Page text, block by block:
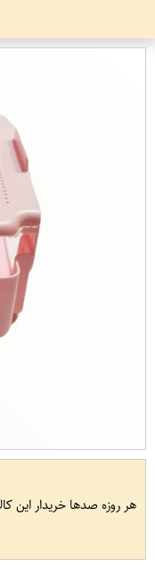
هر روزه صدها خریدار این